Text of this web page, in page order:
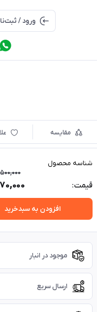
ورود /
مقایسه
شناسه محصول
قیمت:
افزودن به سبدخرید
موجود در انبار
ارسال سریع